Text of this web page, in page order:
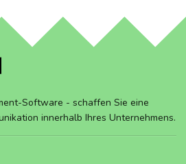
Software - schaffen Sie eine
innerhalb Ihres Unternehmens.